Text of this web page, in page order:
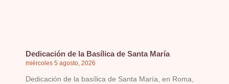
Dedicación de la Basílica de Santa María
miércoles 5 agosto, 2026
Dedicación de la basílica de Santa María, en Roma,